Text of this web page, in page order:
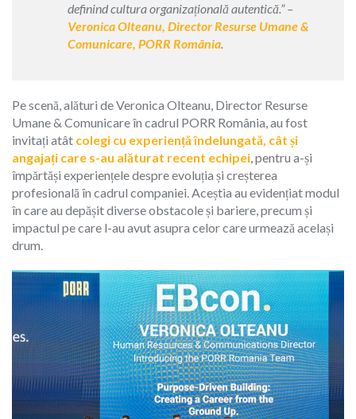
definind cultura organizațională autentică.” –
Veronica Olteanu, Director Resurse Umane &
Comunicare, PORR România.
Pe scenă, alături de Veronica Olteanu, Director Resurse
Umane & Comunicare în cadrul PORR România, au fost
invitați atât colegi cu experiență îndelungată, cât și
angajați care s-au alăturat recent echipei, pentru a-și
împărtăși experiențele despre evoluția și creșterea
profesională în cadrul companiei. Aceștia au evidențiat modul
în care au depășit diverse obstacole și bariere, precum și
impactul pe care l-au avut asupra celor care urmează același
drum.